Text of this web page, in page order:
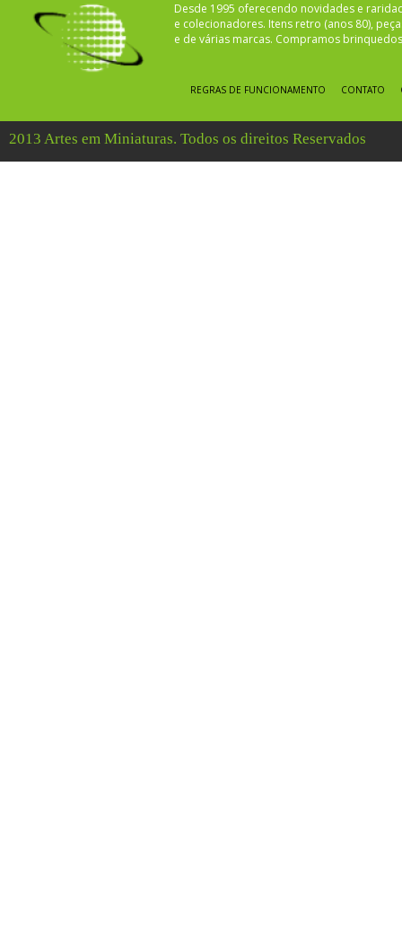
Desde 1995 oferecendo novidades e
e colecionadores. Itens retro (anos 80),
e de várias marcas. Compramos
REGRAS DE FUNCIONAMENTO CONTATO
2013 Artes em Miniaturas. Todos os direitos Reservados